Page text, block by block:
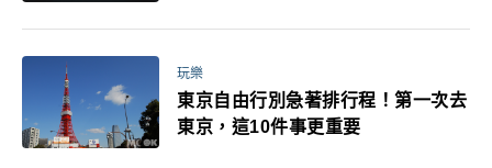
玩樂
東京自由行別急著排行程！第一次去
東京，這10件事更重要